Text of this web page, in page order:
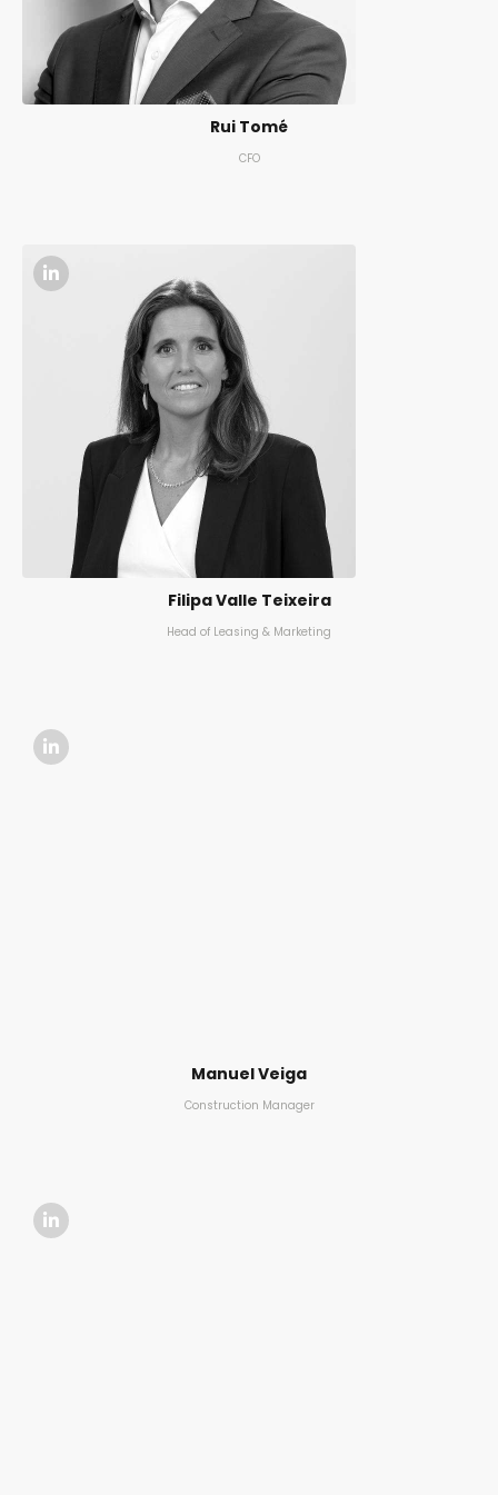
Rui Tomé
CFO
Filipa Valle Teixeira
Head of Leasing & Marketing
Manuel Veiga
Construction Manager